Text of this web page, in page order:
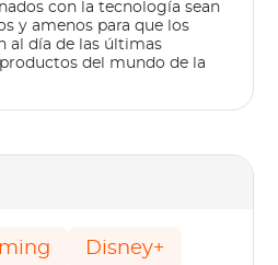
con la tecnología sean
y amenos para que los
al día de las últimas
del mundo de la
Disney+